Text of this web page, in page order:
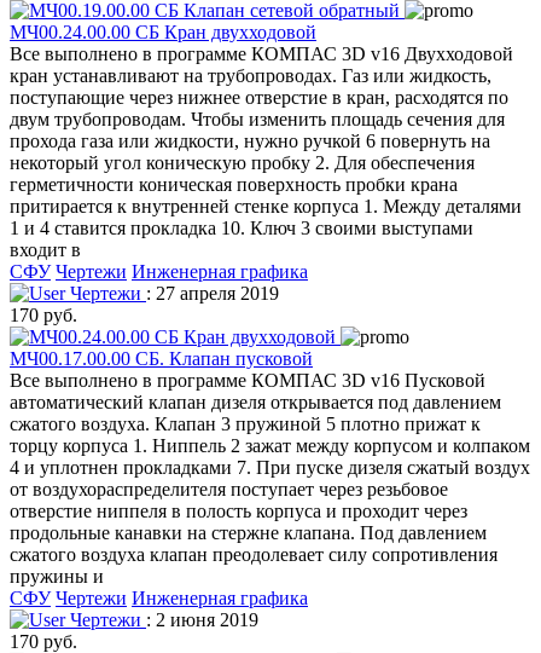
МЧ00.24.00.00 СБ Кран двухходовой
Все выполнено в программе КОМПАС 3D v16 Двухходовой
кран устанавливают на трубопроводах. Газ или жидкость,
поступающие через нижнее отверстие в кран, расходятся по
двум трубопроводам. Чтобы изменить площадь сечения для
прохода газа или жидкости, нужно ручкой 6 повернуть на
некоторый угол коническую пробку 2. Для обеспечения
герметичности коническая поверхность пробки крана
притирается к внутренней стенке корпуса 1. Между деталями
1 и 4 ставится прокладка 10. Ключ 3 своими выступами
входит в
СФУ Чертежи Инженерная графика
Чертежи : 27 апреля 2019
170 руб.
МЧ00.17.00.00 СБ. Клапан пусковой
Все выполнено в программе КОМПАС 3D v16 Пусковой
автоматический клапан дизеля открывается под давлением
сжатого воздуха. Клапан 3 пружиной 5 плотно прижат к
торцу корпуса 1. Ниппель 2 зажат между корпусом и колпаком
4 и уплотнен прокладками 7. При пуске дизеля сжатый воздух
от воздухораспределителя поступает через резьбовое
отверстие ниппеля в полость корпуса и проходит через
продольные канавки на стержне клапана. Под давлением
сжатого воздуха клапан преодолевает силу сопротивления
пружины и
СФУ Чертежи Инженерная графика
Чертежи : 2 июня 2019
170 руб.